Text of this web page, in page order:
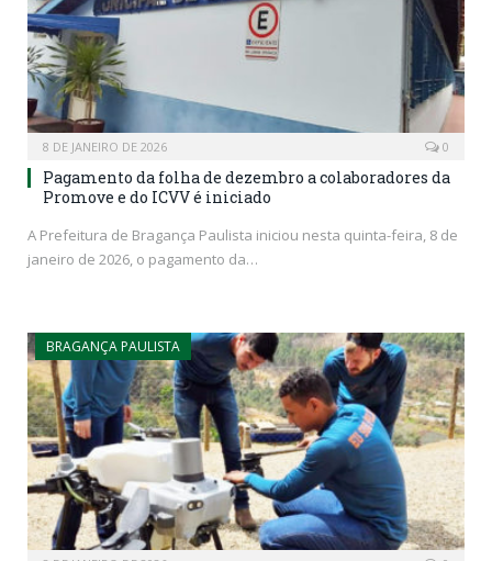
8 DE JANEIRO DE 2026 0
Pagamento da folha de dezembro a colaboradores da
Promove e do ICVV é iniciado
A Prefeitura de Bragança Paulista iniciou nesta quinta-feira, 8 de
janeiro de 2026, o pagamento da…
BRAGANÇA PAULISTA